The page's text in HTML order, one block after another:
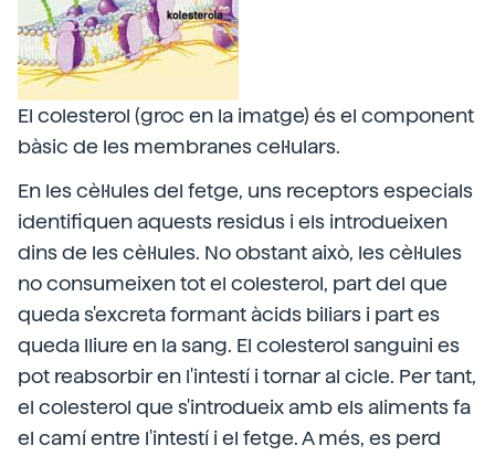
El colesterol (groc en la imatge) és el component
bàsic de les membranes cel·lulars.
En les cèl·lules del fetge, uns receptors especials
identifiquen aquests residus i els introdueixen
dins de les cèl·lules. No obstant això, les cèl·lules
no consumeixen tot el colesterol, part del que
queda s'excreta formant àcids biliars i part es
queda lliure en la sang. El colesterol sanguini es
pot reabsorbir en l'intestí i tornar al cicle. Per tant,
el colesterol que s'introdueix amb els aliments fa
el camí entre l'intestí i el fetge. A més, es perd